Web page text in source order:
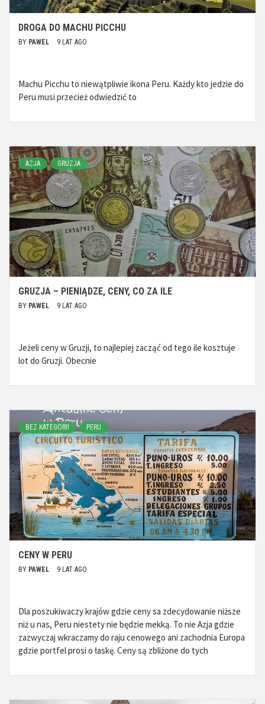
DROGA DO MACHU PICCHU
BY PAWEL 9 LAT AGO
Machu Picchu to niewątpliwie ikona Peru. Każdy kto jedzie do
Peru musi przecież odwiedzić to
AZJA GRUZJA
GRUZJA – PIENIĄDZE, CENY, CO ZA ILE
BY PAWEL 9 LAT AGO
Jeżeli ceny w Gruzji, to najlepiej zacząć od tego ile kosztuje
lot do Gruzji. Obecnie
BEZ KATEGORII PERU
CENY W PERU
BY PAWEL 9 LAT AGO
Dla poszukiwaczy krajów gdzie ceny sa zdecydowanie niższe
niż u nas, Peru niestety nie będzie mekką. To nie Azja gdzie
zazwyczaj wkraczamy do raju cenowego ani zachodnia Europa
gdzie portfel prosi o łaskę. Ceny są zbliżone do tych